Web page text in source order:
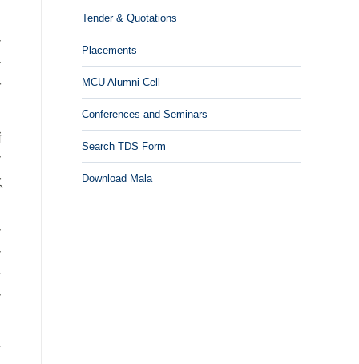
Tender & Quotations
Placements
MCU Alumni Cell
Conferences and Seminars
Search TDS Form
Download Mala